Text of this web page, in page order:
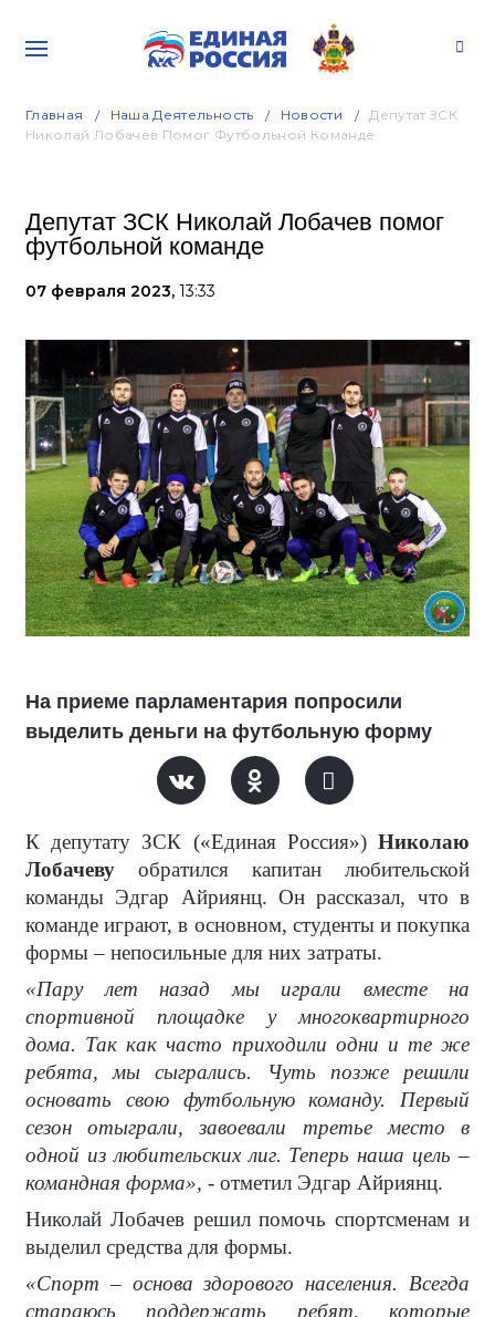
Главная Наша Деятельность Новости
Депутат ЗСК
Николай Лобачев Помог Футбольной Команде
Депутат ЗСК Николай Лобачев помог
футбольной команде
07 февраля 2023, 13:33
На приеме парламентария попросили
выделить деньги на футбольную форму
К депутату ЗСК («Единая Россия») Николаю
Лобачеву обратился капитан любительской
команды Эдгар Айриянц. Он рассказал, что в
команде играют, в основном, студенты и покупка
формы – непосильные для них затраты.
«Пару лет назад мы играли вместе на
спортивной площадке у многоквартирного
дома. Так как часто приходили одни и те же
ребята, мы сыгрались. Чуть позже решили
основать свою футбольную команду. Первый
сезон отыграли, завоевали третье место в
одной из любительских лиг. Теперь наша цель –
командная форма», - отметил Эдгар Айриянц.
Николай Лобачев решил помочь спортсменам и
выделил средства для формы.
«Спорт – основа здорового населения. Всегда
стараюсь поддержать ребят, которые